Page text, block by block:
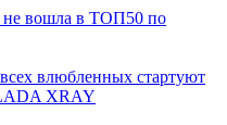
не вошла в ТОП50 по
влюбленных стартуют
XRAY